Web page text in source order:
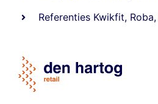
Referenties Kwikfit, Roba